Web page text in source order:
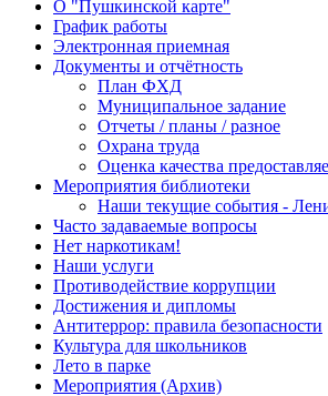
О "Пушкинской карте"
График работы
Электронная приемная
Документы и отчётность
План ФХД
Муниципальное задание
Отчеты / планы / разное
Охрана труда
Оценка качества
Мероприятия библиотеки
Наши текущие события -
Часто задаваемые вопросы
Нет наркотикам!
Наши услуги
Противодействие коррупции
Достижения и дипломы
Антитеррор: правила безопасности
Культура для школьников
Лето в парке
Мероприятия (Архив)